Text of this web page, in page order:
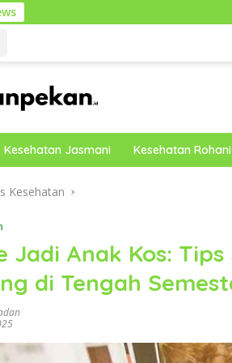
Kesehatan Jasmani Kesehatan Rohani
Kesehatan
Jadi Anak Kos:
di Tengah